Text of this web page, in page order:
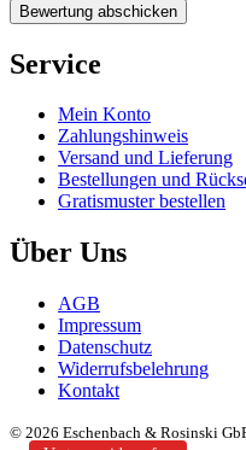
Bewertung abschicken
Service
Mein Konto
Zahlungshinweis
Versand und Lieferung
Bestellungen und
Gratismuster bestellen
Über Uns
AGB
Impressum
Datenschutz
Widerrufsbelehrung
Kontakt
© 2026 Eschenbach & Rosinski